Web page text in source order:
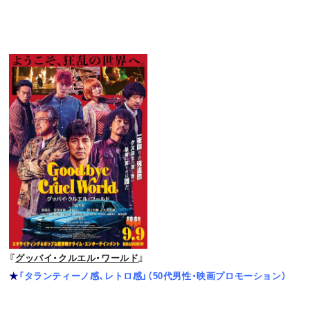
『グッバイ・クルエル・ワールド』
★「タランティーノ感、レトロ感」（50代男性・映画プロモーション）